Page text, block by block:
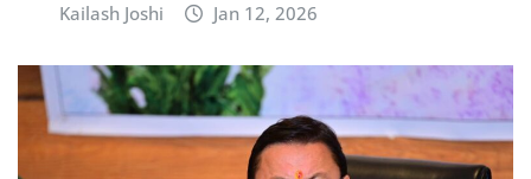
Kailash Joshi Jan 12, 2026